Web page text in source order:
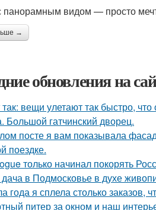
панорамным видом — просто
→
обновления на
вещи улетают так быстро,
Большой гатчинский дворец.
посте я вам показывала
поездке.
только начинал покорять
в Подмосковье в духе
года я сплела столько заказов,
питер за окном и наш